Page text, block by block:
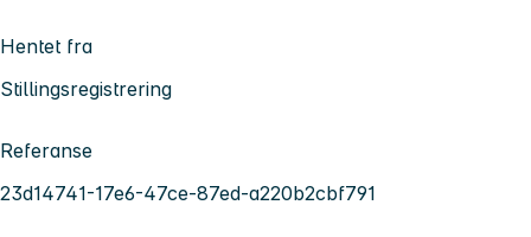
Hentet fra
Stillingsregistrering
Referanse
23d14741-17e6-47ce-87ed-a220b2cbf791